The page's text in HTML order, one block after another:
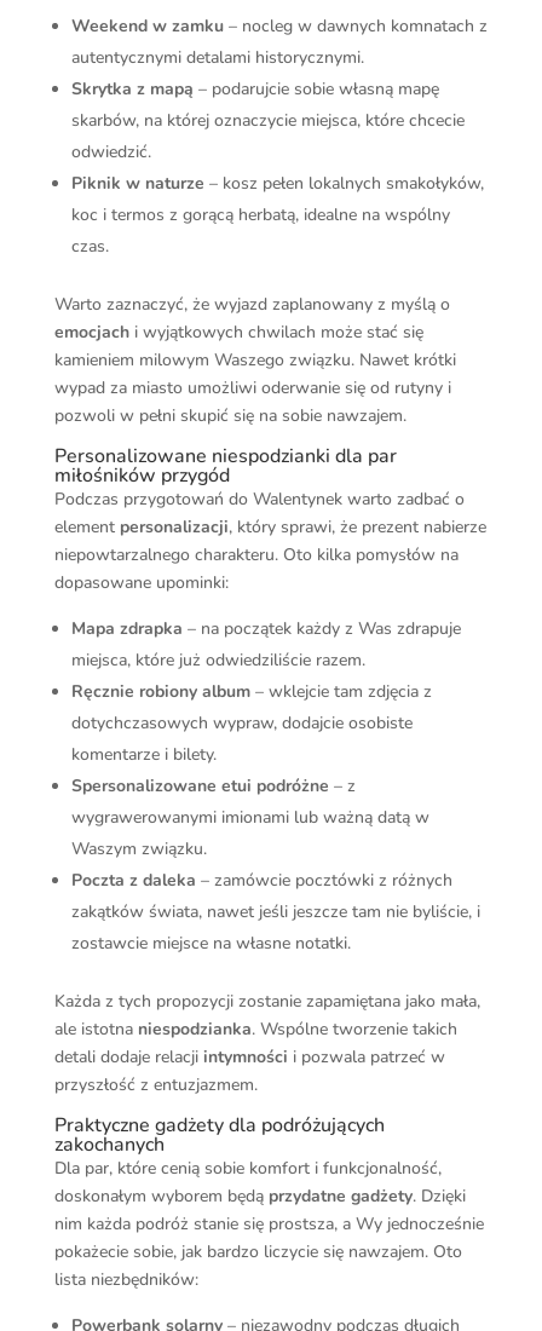
Weekend w zamku– nocleg w dawnych komnatach z
autentycznymi detalami historycznymi.
Skrytka z mapą – podarujcie sobie własną mapę
skarbów, na której oznaczycie miejsca, które chcecie
odwiedzić.
Piknik w naturze – kosz pełen lokalnych smakołyków,
koc i termos z gorącą herbatą, idealne na wspólny
czas.
Warto zaznaczyć, że wyjazd zaplanowany z myślą o
emocjachi wyjątkowych chwilach może stać się
kamieniem milowym Waszego związku. Nawet krótki
wypad za miasto umożliwi oderwanie się od rutyny i
pozwoli w pełni skupić się na sobie nawzajem.
Personalizowane niespodzianki dla par
miłośników przygód
Podczas przygotowań do Walentynek warto zadbać o
element personalizacji, który sprawi, że prezent nabierze
niepowtarzalnego charakteru. Oto kilka pomysłów na
dopasowane upominki:
Mapa zdrapka – na początek każdy z Was zdrapuje
miejsca, które już odwiedziliście razem.
Ręcznie robiony album– wklejcie tam zdjęcia z
dotychczasowych wypraw, dodajcie osobiste
komentarze i bilety.
Spersonalizowane etui podróżne – z
wygrawerowanymi imionami lub ważną datą w
Waszym związku.
Poczta z daleka – zamówcie pocztówki z różnych
zakątków świata, nawet jeśli jeszcze tam nie byliście, i
zostawcie miejsce na własne notatki.
Każda z tych propozycji zostanie zapamiętana jako mała,
ale istotna niespodzianka. Wspólne tworzenie takich
detali dodaje relacji intymności i pozwala patrzeć w
przyszłość z entuzjazmem.
Praktyczne gadżety dla podróżujących
zakochanych
Dla par, które cenią sobie komfort i funkcjonalność,
doskonałym wyborem będą przydatne gadżety. Dzięki
nim każda podróż stanie się prostsza, a Wy jednocześnie
pokażecie sobie, jak bardzo liczycie się nawzajem. Oto
lista niezbędników:
Powerbank solarny– niezawodny podczas długich